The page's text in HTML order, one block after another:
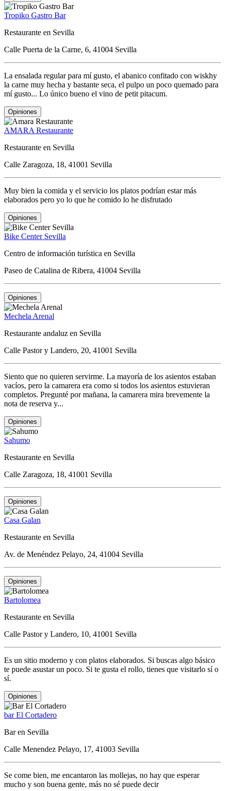
Tropiko Gastro Bar
Restaurante en Sevilla
Calle Puerta de la Carne, 6, 41004 Sevilla
La ensalada regular para mí gusto, el abanico confitado con wiskhy
la carne muy hecha y bastante seca, el pulpo un poco quemado para
mí gusto... Lo único bueno el vino de petit pitacum.
Opiniones
AMARA Restaurante
Restaurante en Sevilla
Calle Zaragoza, 18, 41001 Sevilla
Muy bien la comida y el servicio los platos podrían estar más
elaborados pero yo lo que he comido lo he disfrutado
Opiniones
Bike Center Sevilla
Centro de información turística en Sevilla
Paseo de Catalina de Ribera, 41004 Sevilla
Opiniones
Mechela Arenal
Restaurante andaluz en Sevilla
Calle Pastor y Landero, 20, 41001 Sevilla
Siento que no quieren servirme. La mayoría de los asientos estaban
vacíos, pero la camarera era como si todos los asientos estuvieran
completos. Pregunté por mañana, la camarera mira brevemente la
nota de reserva y...
Opiniones
Sahumo
Restaurante en Sevilla
Calle Zaragoza, 18, 41001 Sevilla
Opiniones
Casa Galan
Restaurante en Sevilla
Av. de Menéndez Pelayo, 24, 41004 Sevilla
Opiniones
Bartolomea
Restaurante en Sevilla
Calle Pastor y Landero, 10, 41001 Sevilla
Es un sitio moderno y con platos elaborados. Si buscas algo básico
te puede asustar un poco. Si te gusta el rollo, tienes que visitarlo sí o
sí.
Opiniones
bar El Cortadero
Bar en Sevilla
Calle Menendez Pelayo, 17, 41003 Sevilla
Se come bien, me encantaron las mollejas, no hay que esperar
mucho y son buena gente, más no sé puede decir